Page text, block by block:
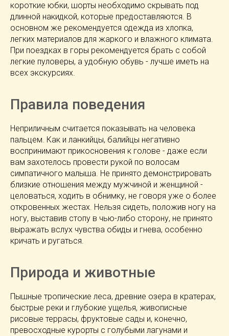
короткие юбки, шорты необходимо скрывать под
длинной накидкой, которые предоставляются. В
основном же рекомендуется одежда из хлопка,
легких материалов для жаркого и влажного климата.
При поездках в горы рекомендуется брать с собой
легкие пуловеры, а удобную обувь - лучше иметь на
всех экскурсиях.
Правила поведения
Неприличным считается показывать на человека
пальцем. Как и ланкийцы, балийцы негативно
воспринимают прикосновения к голове - даже если
вам захотелось провести рукой по волосам
симпатичного малыша. Не принято демонстрировать
близкие отношения между мужчиной и женщиной -
целоваться, ходить в обнимку, не говоря уже о более
откровенных жестах. Нельзя сидеть, положив ногу на
ногу, выставив стопу в чью-либо сторону, не принято
выражать вслух чувства обиды и гнева, особенно
кричать и ругаться.
Природа и животные
Пышные тропические леса, древние озера в кратерах,
быстрые реки и глубокие ущелья, живописные
рисовые террасы, фруктовые сады и, конечно,
превосходные курорты с голубыми лагунами и